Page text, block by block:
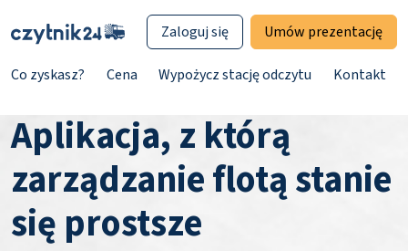
Co zyskasz? Cena Wypożycz stację odczytu Kontakt
Zaloguj się Umów prezentację
Aplikacja, z którą
zarządzanie flotą stanie
się prostsze